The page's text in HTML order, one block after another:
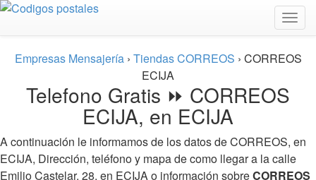
Empresas Mensajería › Tiendas CORREOS › CORREOS
ECIJA
Telefono Gratis ⏩ CORREOS
ECIJA, en ECIJA
A continuación le informamos de los datos de CORREOS, en
ECIJA, Dirección, teléfono y mapa de como llegar a la calle
Emilio Castelar, 28, en ECIJA o información sobreCORREOS